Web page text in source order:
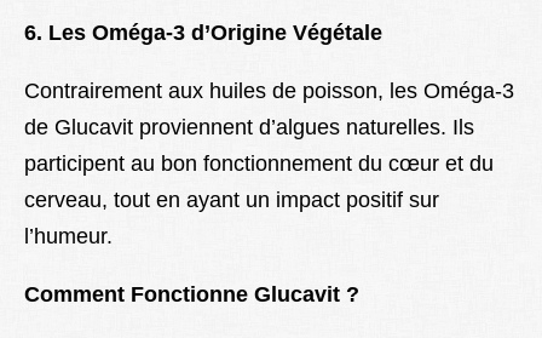
6. Les Oméga-3 d’Origine Végétale
Contrairement aux huiles de poisson, les Oméga-3
de Glucavit proviennent d’algues naturelles. Ils
participent au bon fonctionnement du cœur et du
cerveau, tout en ayant un impact positif sur
l’humeur.
Comment Fonctionne Glucavit ?